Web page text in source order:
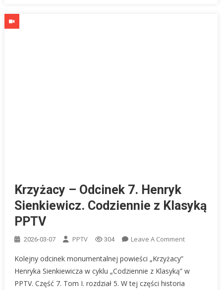
Krzyżacy – Odcinek 7. Henryk
Sienkiewicz. Codziennie z Klasyką
PPTV
2026-03-07 PPTV 304 Leave A CommentOn
Odcinek
7.
Kolejny odcinek monumentalnej powieści „Krzyżacy”
Henryka Sienkiewicza w cyklu „Codziennie z Klasyką” w
PPTV. Część 7. Tom I. rozdział 5. W tej części historia